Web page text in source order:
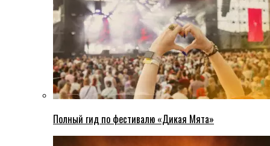
Полный гид по фестивалю «Дикая Мята»